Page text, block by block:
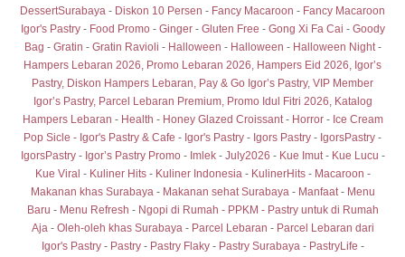
DessertSurabaya - Diskon 10 Persen - Fancy Macaroon - Fancy Macaroon
Igor's Pastry- Food Promo- Ginger- Gluten Free - Gong Xi Fa Cai - Goody
Bag - Gratin - Gratin Ravioli - Halloween - Halloween - Halloween Night-
Hampers Lebaran 2026, Promo Lebaran 2026, Hampers Eid 2026, Igor’s
Pastry, Diskon Hampers Lebaran, Pay & Go Igor’s Pastry, VIP Member
Igor’s Pastry, Parcel Lebaran Premium, Promo Idul Fitri 2026, Katalog
Hampers Lebaran - Health - Honey Glazed Croissant- Horror- Ice Cream
Pop Sicle - Igor's Pastry & Cafe - Igor's Pastry - Igors Pastry - IgorsPastry -
IgorsPastry - Igor’s Pastry Promo- Imlek- July2026 - Kue Imut- Kue Lucu -
Kue Viral - Kuliner Hits- Kuliner Indonesia- KulinerHits- Macaroon -
Makanan khas Surabaya- Makanan sehat Surabaya- Manfaat- Menu
Baru - Menu Refresh - Ngopi di Rumah - PPKM - Pastry untuk di Rumah
Aja - Oleh-oleh khas Surabaya- Parcel Lebaran - Parcel Lebaran dari
Igor's Pastry- Pastry- Pastry Flaky- Pastry Surabaya- PastryLife -